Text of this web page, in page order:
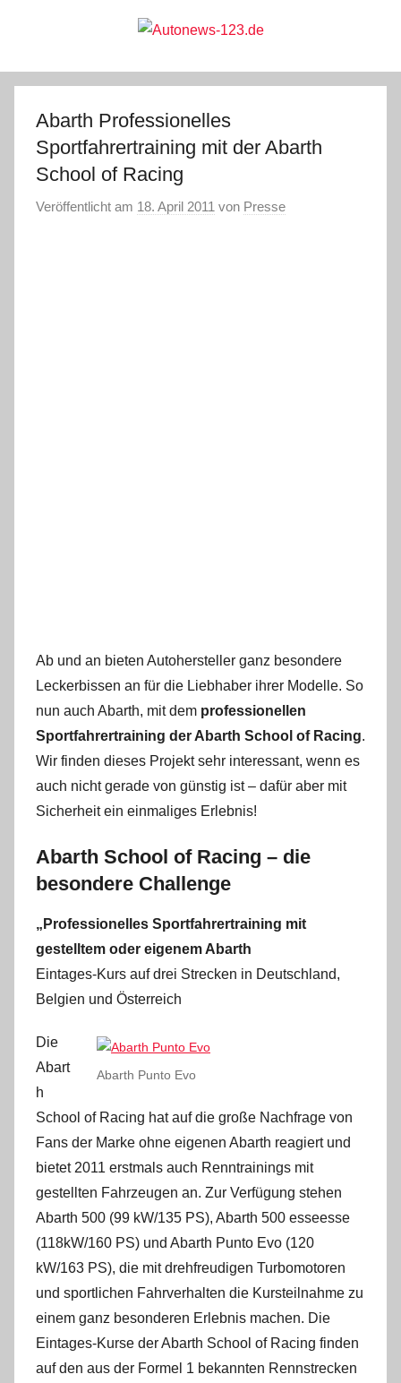
Autonews-
123.de
Abarth Professionelles
Sportfahrertraining mit der Abarth
School of Racing
Veröffentlicht am 18. April 2011 von Presse
Ab und an bieten Autohersteller ganz besondere
Leckerbissen an für die Liebhaber ihrer Modelle. So
nun auch Abarth, mit dem professionellen
Sportfahrertraining der Abarth School of Racing.
Wir finden dieses Projekt sehr interessant, wenn es
auch nicht gerade von günstig ist – dafür aber mit
Sicherheit ein einmaliges Erlebnis!
Abarth School of Racing – die
besondere Challenge
„Professionelles Sportfahrertraining mit
gestelltem oder eigenem Abarth
Eintages-Kurs auf drei Strecken in Deutschland,
Belgien und Österreich
Abarth Punto Evo
Die
Abart
h
School of Racing hat auf die große Nachfrage von
Fans der Marke ohne eigenen Abarth reagiert und
bietet 2011 erstmals auch Renntrainings mit
gestellten Fahrzeugen an. Zur Verfügung stehen
Abarth 500 (99 kW/135 PS), Abarth 500 esseesse
(118kW/160 PS) und Abarth Punto Evo (120
kW/163 PS), die mit drehfreudigen Turbomotoren
und sportlichen Fahrverhalten die Kursteilnahme zu
einem ganz besonderen Erlebnis machen. Die
Eintages-Kurse der Abarth School of Racing finden
auf den aus der Formel 1 bekannten Rennstrecken